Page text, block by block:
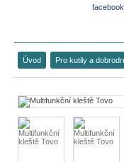
facebook
Úvod Pro kutily a